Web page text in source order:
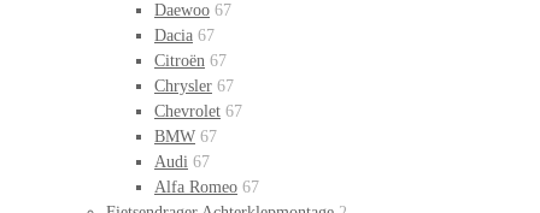
Daewoo 67
Dacia 67
Citroën 67
Chrysler 67
Chevrolet 67
BMW 67
Audi 67
Alfa Romeo 67